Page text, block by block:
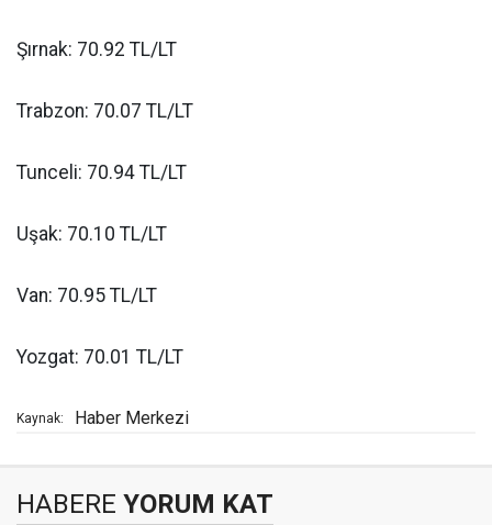
Şırnak: 70.92 TL/LT
Trabzon: 70.07 TL/LT
Tunceli: 70.94 TL/LT
Uşak: 70.10 TL/LT
Van: 70.95 TL/LT
Yozgat: 70.01 TL/LT
Kaynak: Haber Merkezi
HABERE YORUM KAT